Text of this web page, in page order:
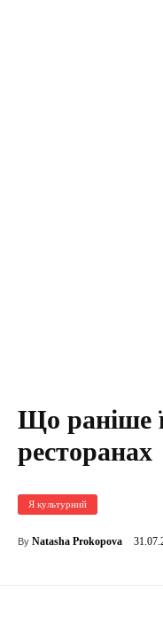
Що раніше
ресторанах
Я культурний
By Natasha Prokopova